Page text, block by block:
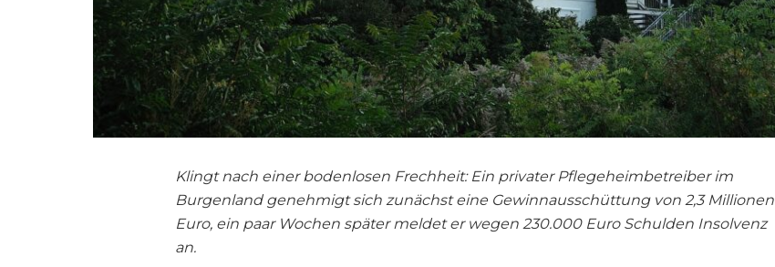
Klingt nach einer bodenlosen Frechheit: Ein privater Pflegeheimbetreiber im
Burgenland genehmigt sich zunächst eine Gewinnausschüttung von 2,3 Millionen
Euro, ein paar Wochen später meldet er wegen 230.000 Euro Schulden Insolvenz
an.